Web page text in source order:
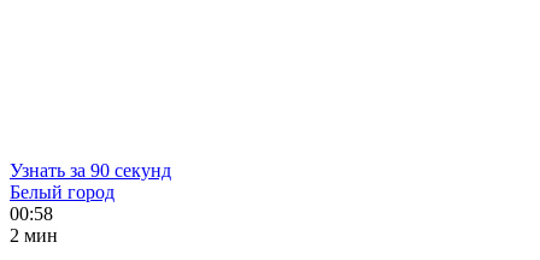
Узнать за 90 секунд
Белый город
00:58
2 мин